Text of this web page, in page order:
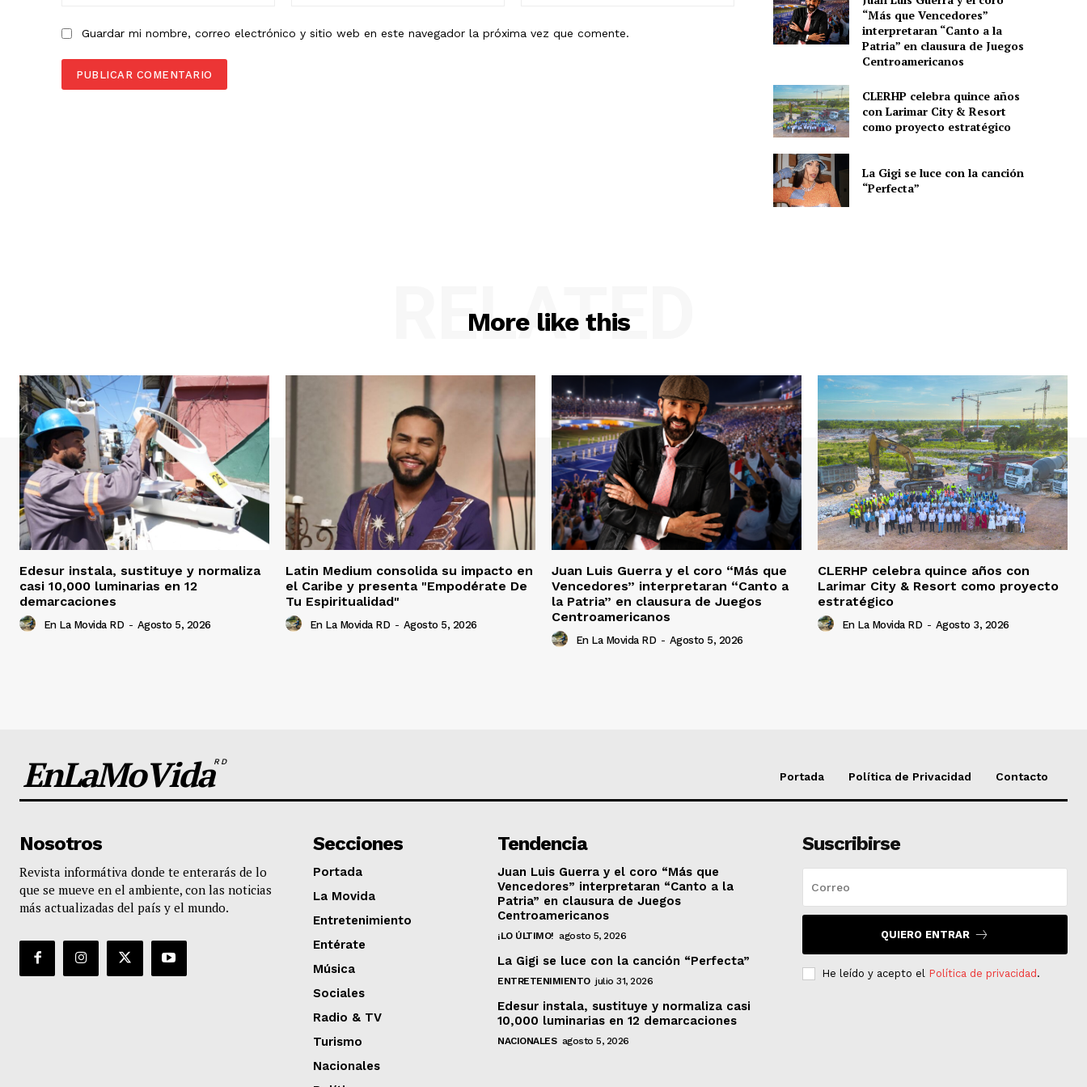
Guardar mi nombre, correo electrónico y sitio web en este navegador la próxima vez que comente.
“Más que Vencedores”
interpretaran “Canto a la
Patria” en clausura de Juegos
Centroamericanos
CLERHP celebra quince años
con Larimar City & Resort
como proyecto estratégico
La Gigi se luce con la canción
“Perfecta”
More like this
RELATED
Edesur instala, sustituye y normaliza
casi 10,000 luminarias en 12
demarcaciones
En La Movida RD - Agosto 5, 2026
Latin Medium consolida su impacto en
el Caribe y presenta "Empodérate De
Tu Espiritualidad"
En La Movida RD - Agosto 5, 2026
Juan Luis Guerra y el coro “Más que
Vencedores” interpretaran “Canto a
la Patria” en clausura de Juegos
Centroamericanos
En La Movida RD - Agosto 5, 2026
CLERHP celebra quince años con
Larimar City & Resort como proyecto
estratégico
En La Movida RD - Agosto 3, 2026
EnLaMoVidaRD
Portada Política de Privacidad Contacto
Nosotros
Revista informátiva donde te enterarás de lo
que se mueve en el ambiente, con las noticias
más actualizadas del país y el mundo.
Secciones
Portada
La Movida
Entretenimiento
Entérate
Música
Sociales
Radio & TV
Turismo
Nacionales
Tendencia
Juan Luis Guerra y el coro “Más que
Vencedores” interpretaran “Canto a la
Patria” en clausura de Juegos
Centroamericanos
¡LO ÚLTIMO! agosto 5, 2026
La Gigi se luce con la canción “Perfecta”
ENTRETENIMIENTO julio 31, 2026
Edesur instala, sustituye y normaliza casi
10,000 luminarias en 12 demarcaciones
NACIONALES agosto 5, 2026
Suscribirse
QUIERO ENTRAR
He leído y acepto el Política de privacidad .